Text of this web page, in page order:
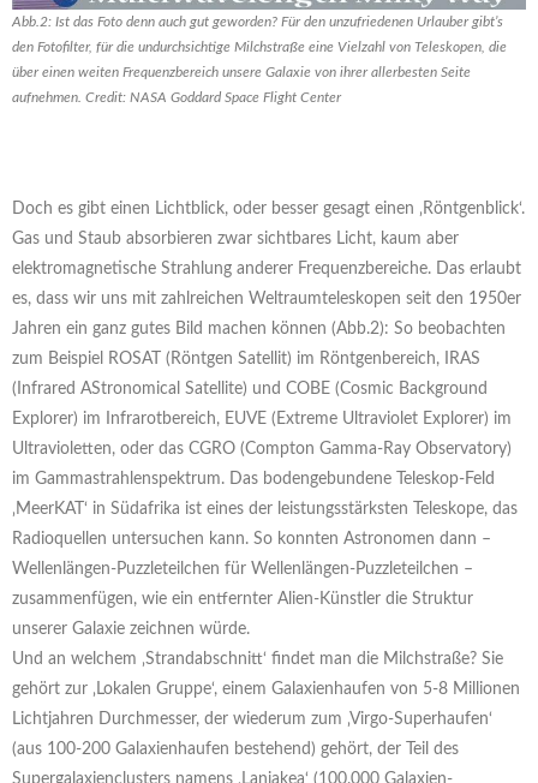
Abb.2: Ist das Foto denn auch gut geworden? Für den unzufriedenen Urlauber gibt’s
den Fotofilter, für die undurchsichtige Milchstraße eine Vielzahl von Teleskopen, die
über einen weiten Frequenzbereich unsere Galaxie von ihrer allerbesten Seite
aufnehmen. Credit: NASA Goddard Space Flight Center
Doch es gibt einen Lichtblick, oder besser gesagt einen ‚Röntgenblick‘.
Gas und Staub absorbieren zwar sichtbares Licht, kaum aber
elektromagnetische Strahlung anderer Frequenzbereiche. Das erlaubt
es, dass wir uns mit zahlreichen Weltraumteleskopen seit den 1950er
Jahren ein ganz gutes Bild machen können (Abb.2): So beobachten
zum Beispiel ROSAT (Röntgen Satellit) im Röntgenbereich, IRAS
(Infrared AStronomical Satellite) und COBE (Cosmic Background
Explorer) im Infrarotbereich, EUVE (Extreme Ultraviolet Explorer) im
Ultravioletten, oder das CGRO (Compton Gamma-Ray Observatory)
im Gammastrahlenspektrum. Das bodengebundene Teleskop-Feld
‚MeerKAT‘ in Südafrika ist eines der leistungsstärksten Teleskope, das
Radioquellen untersuchen kann. So konnten Astronomen dann –
Wellenlängen-Puzzleteilchen für Wellenlängen-Puzzleteilchen –
zusammenfügen, wie ein entfernter Alien-Künstler die Struktur
unserer Galaxie zeichnen würde.
Und an welchem ‚Strandabschnitt‘ findet man die Milchstraße? Sie
gehört zur ‚Lokalen Gruppe‘, einem Galaxienhaufen von 5-8 Millionen
Lichtjahren Durchmesser, der wiederum zum ‚Virgo-Superhaufen‘
(aus 100-200 Galaxienhaufen bestehend) gehört, der Teil des
Supergalaxienclusters namens ‚Laniakea‘ (100.000 Galaxien-